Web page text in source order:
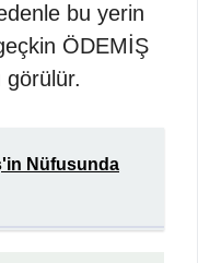
bu yerin
ÖDEMİŞ
Nüfusunda